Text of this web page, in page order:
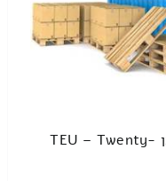
נפח של מכולה נמדד ביחידות ששמן TEU – Twenty-